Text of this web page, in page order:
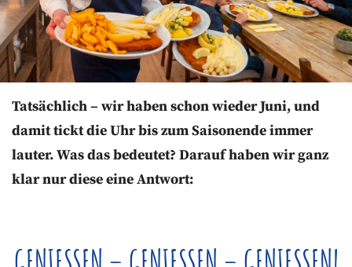
Tatsächlich – wir haben schon wieder Juni, und
damit tickt die Uhr bis zum Saisonende immer
lauter. Was das bedeutet? Darauf haben wir ganz
klar nur diese eine Antwort: